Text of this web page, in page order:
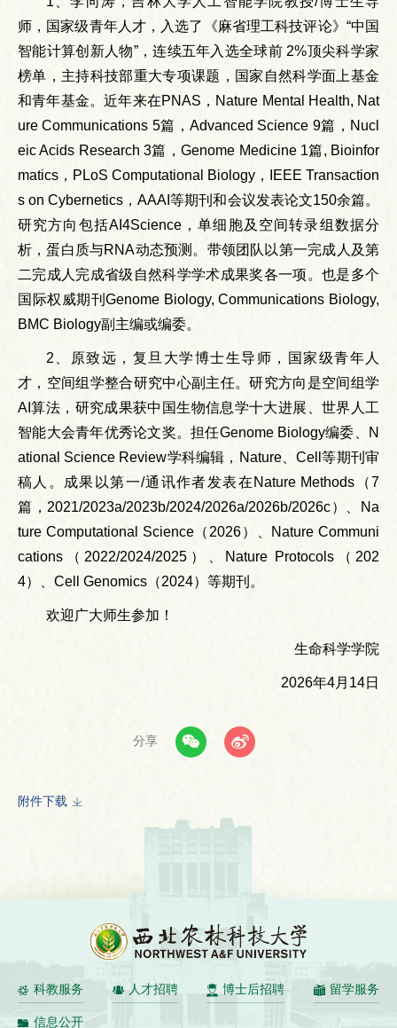
师，国家级青年人才，入选了《麻省理工科技评论》“中国
智能计算创新人物”，连续五年入选全球前 2%顶尖科学家
榜单，主持科技部重大专项课题，国家自然科学面上基金
和青年基金。近年来在PNAS，Nature Mental Health, Nat
ure Communications 5篇，Advanced Science 9篇，Nucl
eic Acids Research 3篇，Genome Medicine 1篇, Bioinfor
matics，PLoS Computational Biology，IEEE Transaction
s on Cybernetics，AAAI等期刊和会议发表论文150余篇。
研究方向包括AI4Science，单细胞及空间转录组数据分
析，蛋白质与RNA动态预测。带领团队以第一完成人及第
二完成人完成省级自然科学学术成果奖各一项。也是多个
国际权威期刊Genome Biology, Communications Biology,
BMC Biology副主编或编委。
2、原致远，复旦大学博士生导师，国家级青年人
才，空间组学整合研究中心副主任。研究方向是空间组学
AI算法，研究成果获中国生物信息学十大进展、世界人工
智能大会青年优秀论文奖。担任Genome Biology编委、N
ational Science Review学科编辑，Nature、Cell等期刊审
稿人。成果以第一/通讯作者发表在Nature Methods（7
篇，2021/2023a/2023b/2024/2026a/2026b/2026c）、Na
ture Computational Science（2026）、Nature Communi
cations（2022/2024/2025）、Nature Protocols（202
4）、Cell Genomics（2024）等期刊。
欢迎广大师生参加！
生命科学学院
2026年4月14日
分享
附件下载
科教服务 人才招聘 博士后招聘 留学服务
信息公开